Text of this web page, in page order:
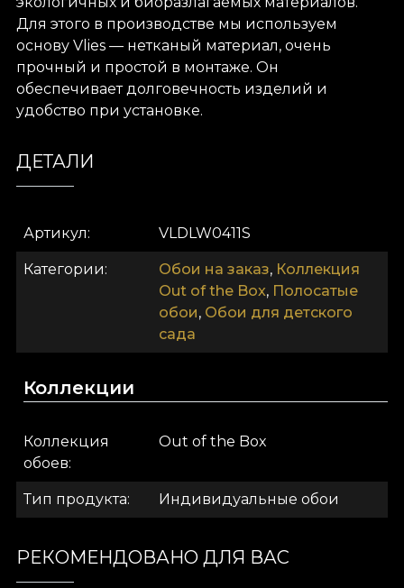
Для этого в производстве мы используем
основу Vlies — нетканый материал, очень
прочный и простой в монтаже. Он
обеспечивает долговечность изделий и
удобство при установке.
ДЕТАЛИ
Артикул VLDLW0411S
Категории Обои на заказ, Коллекция
Out of the Box, Полосатые
обои, Обои для детского
сада
Коллекции
Коллекция
обоев
Out of the Box
Тип продукта Индивидуальные обои
РЕКОМЕНДОВАНО ДЛЯ ВАС